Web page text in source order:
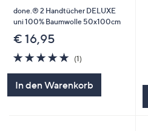
done.® 2 Handtücher DELUXE
uni 100% Baumwolle 50x100cm
€ 16,95
5.0
von
(1)1
In den Warenkorb